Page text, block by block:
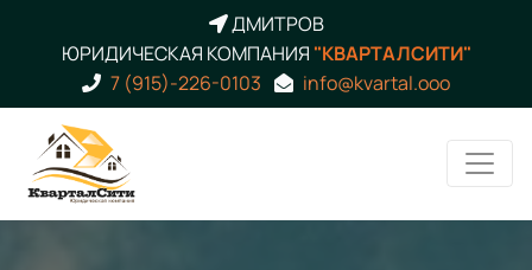
ДМИТРОВ
ЮРИДИЧЕСКАЯ КОМПАНИЯ "КВАРТАЛСИТИ"
7 (915)-226-0103
info@kvartal.ooo